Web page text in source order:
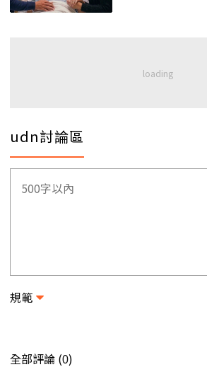
udn討論區
規範
全部評論 (0)